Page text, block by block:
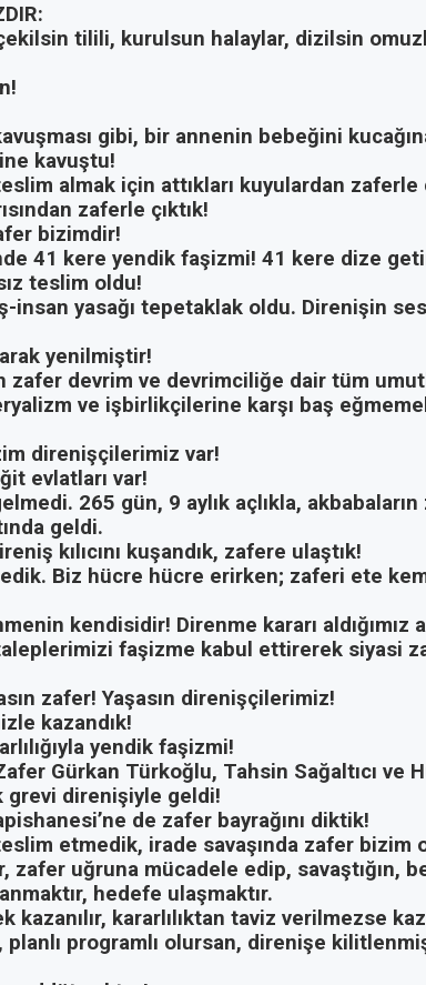
tilili, kurulsun halaylar, dizilsin
gibi, bir annenin bebeğini
kavuştu!
almak için attıkları kuyulardan zaferle
zaferle çıktık!
bizimdir!
41 kere yendik faşizmi! 41 kere dize
teslim oldu!
insan yasağı tepetaklak oldu. Direnişin
yenilmiştir!
zafer devrim ve devrimciliğe dair tüm
ve işbirlikçilerine karşı baş
direnişçilerimiz var!
evlatları var!
265 gün, 9 aylık açlıkla, akbabaların
geldi.
kılıcını kuşandık, zafere ulaştık!
Biz hücre hücre erirken; zaferi ete
kendisidir! Direnme kararı aldığımız
faşizme kabul ettirerek siyasi
zafer! Yaşasın direnişçilerimiz!
kazandık!
yendik faşizmi!
Gürkan Türkoğlu, Tahsin Sağaltıcı ve
grevi direnişiyle geldi!
de zafer bayrağını diktik!
etmedik, irade savaşında zafer bizim
zafer uğruna mücadele edip, savaştığın,
hedefe ulaşmaktır.
kararlılıktan taviz verilmezse
programlı olursan, direnişe